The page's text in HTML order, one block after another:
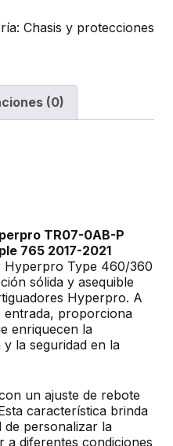
Chasis y protecciones
(0)
TR07-0AB-P
765 2017-2021
Hyperpro Type 460/360
sólida y asequible
Hyperpro. A
entrada, proporciona
enriquecen la
la seguridad en la
un ajuste de rebote
característica brinda
de personalizar la
a diferentes condiciones